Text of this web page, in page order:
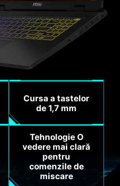
Cursa a tastelor
de 1,7 mm
Tehnologie O
vedere mai clară
pentru
comenzile de
miscare